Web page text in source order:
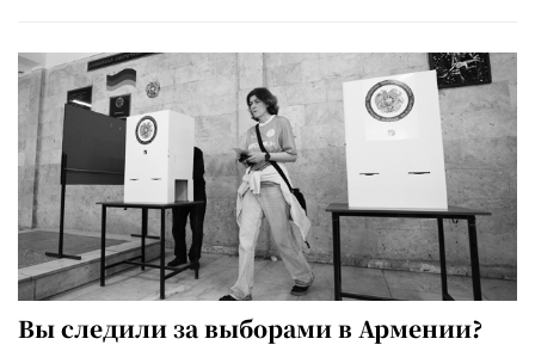
Вы следили за выборами в Армении?